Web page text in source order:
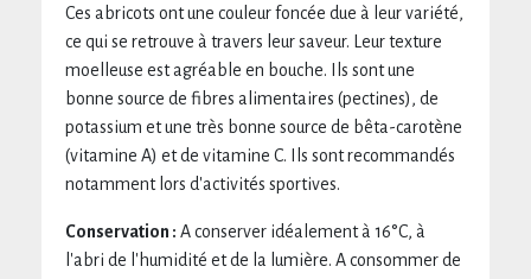
Ces abricots ont une couleur foncée due à leur variété,
ce qui se retrouve à travers leur saveur. Leur texture
moelleuse est agréable en bouche. Ils sont une
bonne source de fibres alimentaires (pectines), de
potassium et une très bonne source de bêta-carotène
(vitamine A) et de vitamine C. Ils sont recommandés
notamment lors d'activités sportives.
Conservation : A conserver idéalement à 16°C, à
l'abri de l'humidité et de la lumière. A consommer de